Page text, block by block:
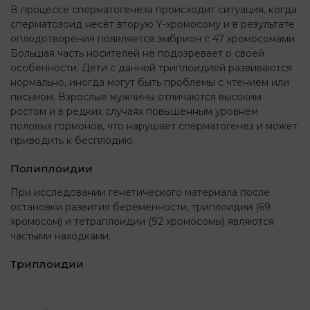
В процессе сперматогенеза происходит ситуация, когда
сперматозоид несёт вторую Y-хромосому и в результате
оплодотворения появляется эмбрион с 47 хромосомами.
Большая часть носителей не подозревает о своей
особенности. Дети с данной триплоидией развиваются
нормально, иногда могут быть проблемы с чтением или
письмом. Взрослые мужчины отличаются высоким
ростом и в редких случаях повышенным уровнем
половых гормонов, что нарушает сперматогенез и может
приводить к бесплодию.
Полиплоидии
При исследовании генетического материала после
остановки развития беременности, триплоидии (69
хромосом) и тетраплоидии (92 хромосомы) являются
частыми находками.
Триплоидии